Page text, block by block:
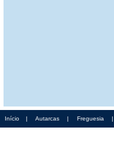
Início | Autarcas | Freguesia |